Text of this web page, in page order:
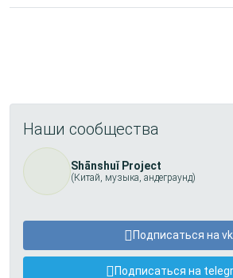
Наши сообщества
Shānshuǐ Project
(Китай, музыка, андеграунд)
Подписаться на vk
Подписаться на